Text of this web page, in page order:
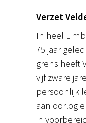
Verzet
In heel
75 jaar
grens heeft
vijf zware
persoonlijk
aan oorlog
in